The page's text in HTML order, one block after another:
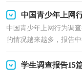
中国青少年上网
中国青少年上网行为调
的情况越来越多，报告
学生调查报告15